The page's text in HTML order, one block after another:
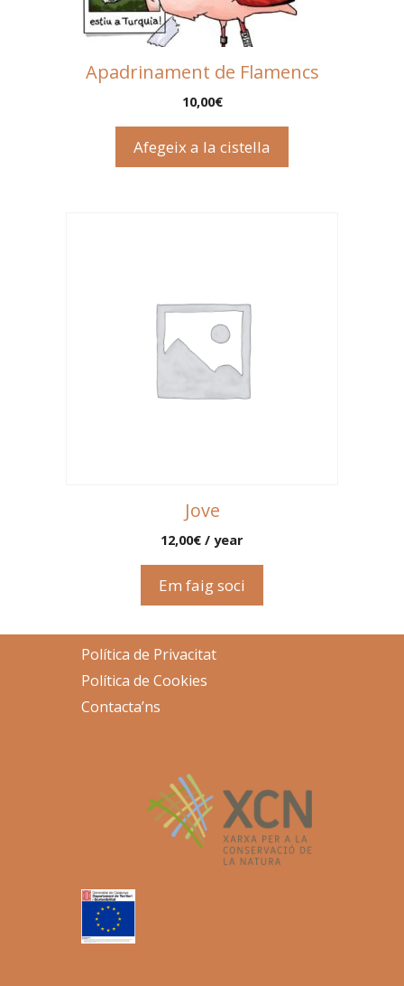
Apadrinament de Flamencs
10,00€
Afegeix a la cistella
Jove
12,00€ / year
Em faig soci
Política de Privacitat
Política de Cookies
Contacta’ns